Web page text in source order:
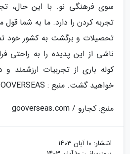
سوی فرهنگی نو. با این حال،
تجربه کردن را دارد. ما به شما
تحصیلات و برگشت به کشور خود
ناشی از این پدیده را به راحتی
کوله باری از تجربیات ارزشمند
خواهید گشت. منبع : GOOVERSEAS
منبع: کجارو / gooverseas.com
انتشار: 10 آبان 1403